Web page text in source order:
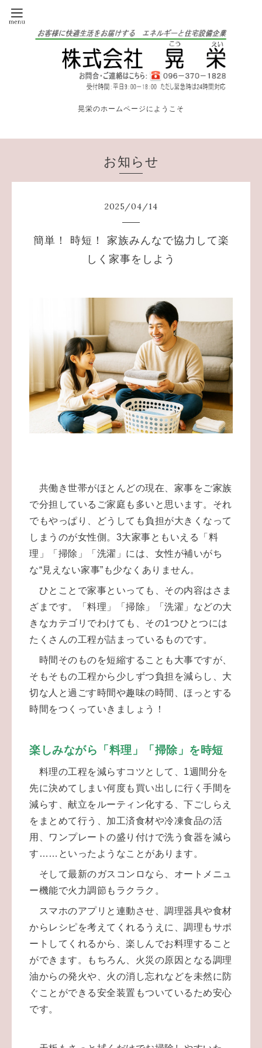
晃栄のホームページにようこそ
お知らせ
2025/04/14
簡単！ 時短！ 家族みんなで協力して楽
しく家事をしよう
共働き世帯がほとんどの現在、家事をご家族
で分担しているご家庭も多いと思います。それ
でもやっぱり、どうしても負担が大きくなって
しまうのが女性側。3大家事ともいえる「料
理」「掃除」「洗濯」には、女性が補いがち
な“見えない家事”も少なくありません。
ひとことで家事といっても、その内容はさま
ざまです。「料理」「掃除」「洗濯」などの大
きなカテゴリでわけても、その1つひとつには
たくさんの工程が詰まっているものです。
時間そのものを短縮することも大事ですが、
そもそもの工程から少しずつ負担を減らし、大
切な人と過ごす時間や趣味の時間、ほっとする
時間をつくっていきましょう！
楽しみながら「料理」「掃除」を時短
料理の工程を減らすコツとして、1週間分を
先に決めてしまい何度も買い出しに行く手間を
減らす、献立をルーティン化する、下ごしらえ
をまとめて行う、加工済食材や冷凍食品の活
用、ワンプレートの盛り付けで洗う食器を減ら
す……といったようなことがあります。
そして最新のガスコンロなら、オートメニュ
ー機能で火力調節もラクラク。
スマホのアプリと連動させ、調理器具や食材
からレシピを考えてくれるうえに、調理もサポ
ートしてくれるから、楽しんでお料理すること
ができます。もちろん、火災の原因となる調理
油からの発火や、火の消し忘れなどを未然に防
ぐことができる安全装置もついているため安心
です。